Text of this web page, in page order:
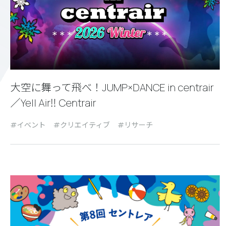
大空に舞って飛べ！JUMP×DANCE in centrair
／Yell Air‼ Centrair
イベント クリエイティブ リサーチ